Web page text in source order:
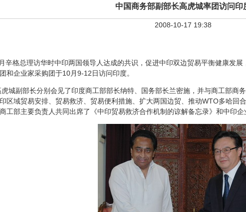
中国商务部副部长高虎城率团访问印
2008-10-17 19:38
月辛格总理访华时中印两国领导人达成的共识，促进中印双边贸易平衡健康发
和企业家采购团于10月9-12日访问印度。
城副部长分别会见了印度商工部部长纳特、国务部长兰密施，并与商工部商
区域贸易安排、贸易救济、贸易便利措施、扩大两国边贸、推动WTO多哈回
工部主要负责人共同出席了《中印贸易救济合作机制的谅解备忘录》和中印企